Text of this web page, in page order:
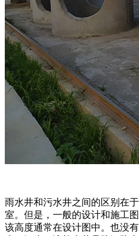
雨水井和污水井之间的区别在
室。但是，一般的设计和施工
该高度通常在设计图中。也没